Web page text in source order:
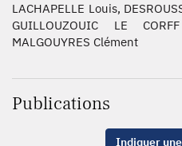
LACHAPELLE Louis,
GUILLOUZOUIC LE
MALGOUYRES Clément
Publications
Indiquer